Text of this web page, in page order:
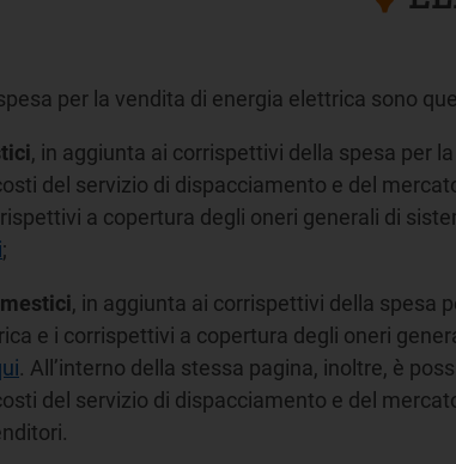
per la vendita di energia elettrica sono
, in aggiunta ai corrispettivi della spesa per
del servizio di dispacciamento e del
a copertura degli oneri generali di
;
, in aggiunta ai corrispettivi della spesa
e i corrispettivi a copertura degli oneri
. All’interno della stessa pagina, inoltre, è
del servizio di dispacciamento e del